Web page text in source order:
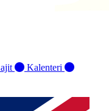
Kalenteri